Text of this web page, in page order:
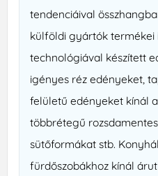
tendenciáival
külföldi gyártók termékei
technológiával készített
igényes réz edényeket,
felületű edényeket kínál
többrétegű
sütőformákat stb.
fürdőszobákhoz kínál